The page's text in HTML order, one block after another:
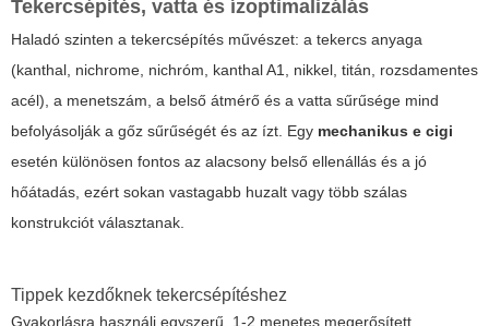
Tekercsépítés, vatta és ízoptimalizálás
Haladó szinten a tekercsépítés művészet: a tekercs anyaga
(kanthal, nichrome, nichróm, kanthal A1, nikkel, titán, rozsdamentes
acél), a menetszám, a belső átmérő és a vatta sűrűsége mind
befolyásolják a gőz sűrűségét és az ízt. Egy mechanikus e cigi
esetén különösen fontos az alacsony belső ellenállás és a jó
hőátadás, ezért sokan vastagabb huzalt vagy több szálas
konstrukciót választanak.
Tippek kezdőknek tekercsépítéshez
Gyakorlásra használj egyszerű, 1-2 menetes megerősített